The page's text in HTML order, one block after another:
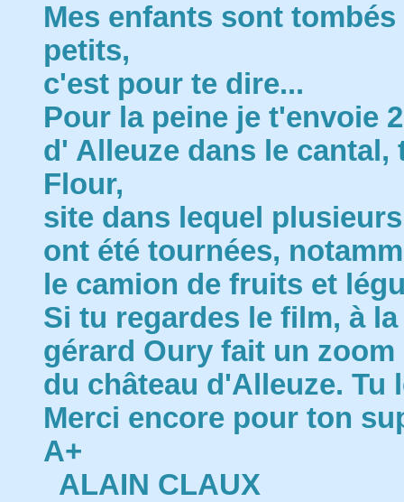
Mes enfants sont
petits,
c'est pour te dire...
Pour la peine je t'envoie
d' Alleuze dans le
Flour,
site dans lequel
ont été tournées,
le camion de fruits et
Si tu regardes le film, à
gérard Oury fait un
du château d'Alleuze.
Merci encore pour ton
A+
ALAIN CLAUX